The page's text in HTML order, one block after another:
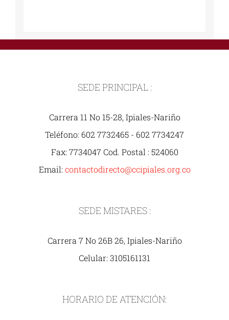
SEDE PRINCIPAL :
Carrera 11 No 15-28, Ipiales-Nariño
Teléfono: 602 7732465 - 602 7734247
Fax: 7734047 Cod. Postal : 524060
Email: contactodirecto@ccipiales.org.co
SEDE MISTARES :
Carrera 7 No 26B 26, Ipiales-Nariño
Celular: 3105161131
HORARIO DE ATENCIÓN: